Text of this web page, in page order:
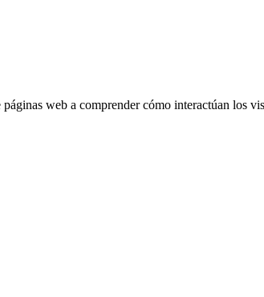
web a comprender cómo interactúan los